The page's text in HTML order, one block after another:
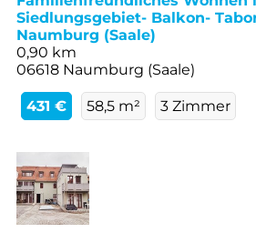
Siedlungsgebiet- Balkon-
Naumburg (Saale)
0,90 km
06618 Naumburg (Saale)
431 € 58,5 m² 3 Zimmer